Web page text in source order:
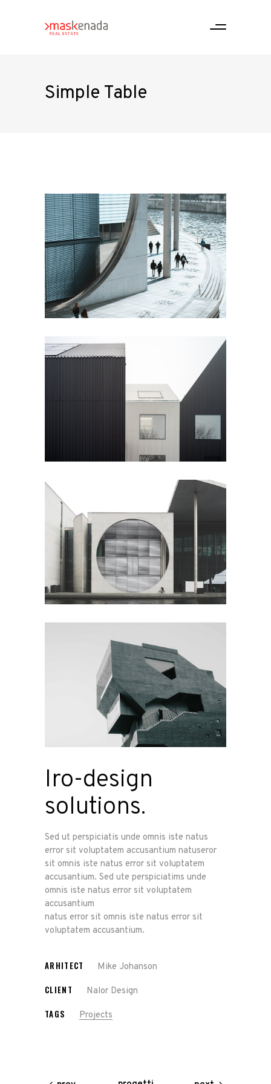
Simple Table
Iro-design
solutions.
Sed ut perspiciatis unde omnis iste natus
error sit voluptatem accusantium natuseror
sit omnis iste natus error sit voluptatem
accusantium. Sed ute perspiciatims unde
omnis iste natus error sit voluptatem
accusantium
natus error sit omnis iste natus error sit
voluptatem accusantium.
ARHITECT Mike Johanson
CLIENT Nalor Design
TAGS Projects